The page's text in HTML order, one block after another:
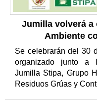
Jumilla volverá a
Ambiente
Se celebrarán del 30
organizado junto a
Jumilla Stipa, Grupo
Residuos Grúas y